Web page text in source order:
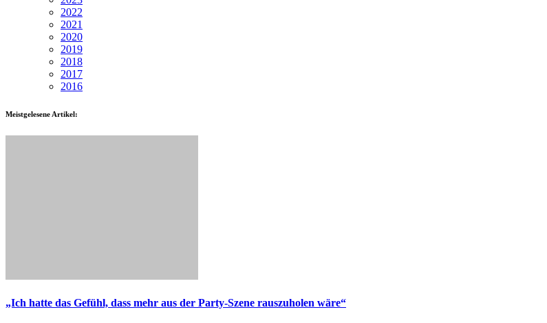
2022
2021
2020
2019
2018
2017
2016
Meistgelesene Artikel:
„Ich hatte das Gefühl, dass mehr aus der Party-Szene rauszuholen wäre“